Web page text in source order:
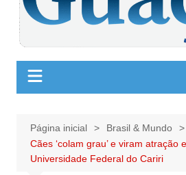
Página inicial
Brasil & Mundo
Cães ‘colam grau’ e viram atração
Universidade Federal do Cariri